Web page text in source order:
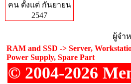
คน ตั้งแต่ กันยายน
2547
ผู้จำ
RAM and SSD -> Server,
Power Supply, Spare Part
© 2004-2026